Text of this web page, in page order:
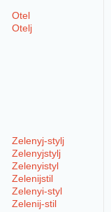
Otel
Otelj
Zelenyj-stylj
Zelenyjstylj
Zelenyistyl
Zelenijstil
Zelenyi-styl
Zelenij-stil